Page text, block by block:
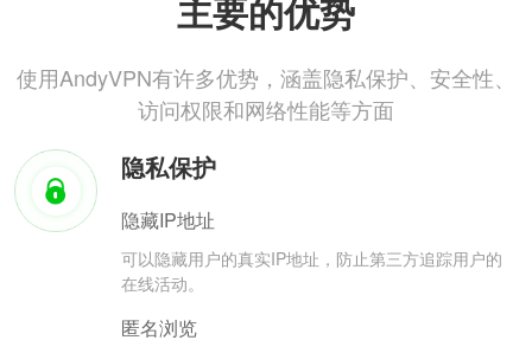
主要的优势
使用AndyVPN有许多优势，涵盖隐私保护、安全性、
访问权限和网络性能等方面
隐私保护
隐藏IP地址
可以隐藏用户的真实IP地址，防止第三方追踪用户的
在线活动。
匿名浏览